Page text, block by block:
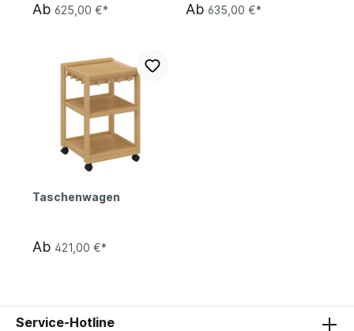
Ab 625,00 €* Ab 635,00 €*
Taschenwagen
Ab 421,00 €*
Service-Hotline